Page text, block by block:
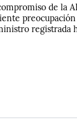
de la
registrada